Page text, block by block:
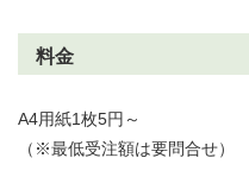
料金
A4用紙1枚5円～
（※最低受注額は要問合せ）